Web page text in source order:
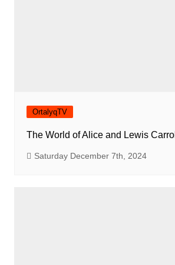
OrtalyqTV
The World of Alice and Lewis Carroll
Saturday December 7th, 2024